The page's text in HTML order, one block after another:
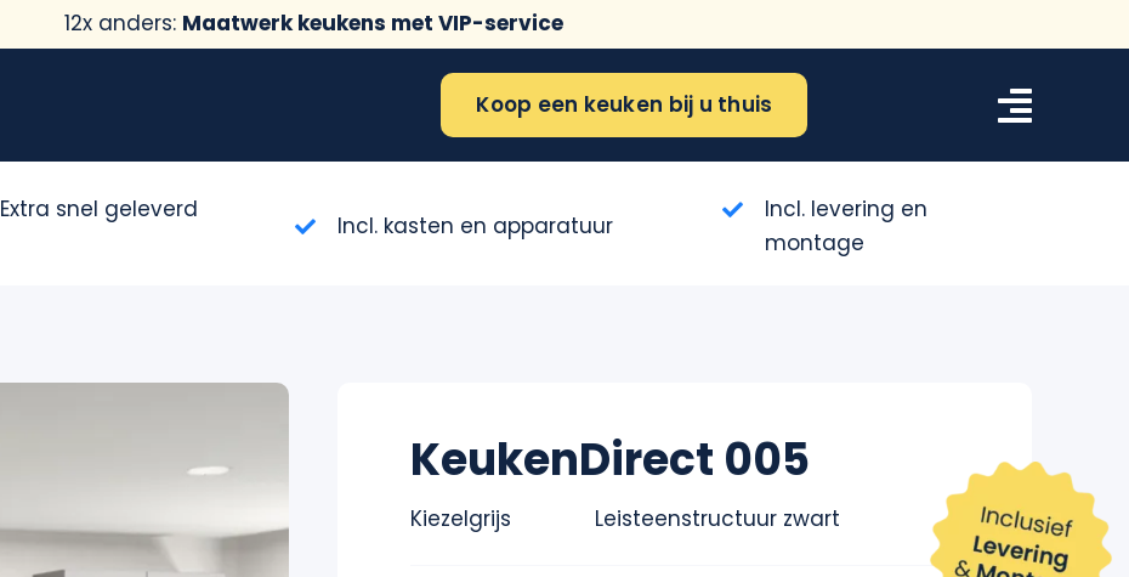
12x anders: Maatwerk keukens met VIP-service
Koop een keuken bij u thuis
Extra snel geleverd
Incl. kasten en apparatuur
Incl. levering en
montage
KeukenDirect 005
Kiezelgrijs Leisteenstructuur zwart